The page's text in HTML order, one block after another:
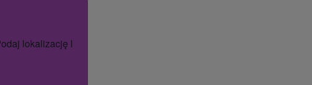
lokalizację lub nazwę hotelu.